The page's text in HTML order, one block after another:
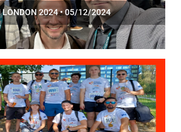
LONDON 2024 • 05/12/2024